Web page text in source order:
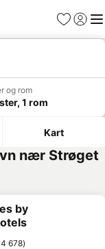
Favoritter
Logg
og rom
1 rom
Kart
nær Strøget
by
4 678